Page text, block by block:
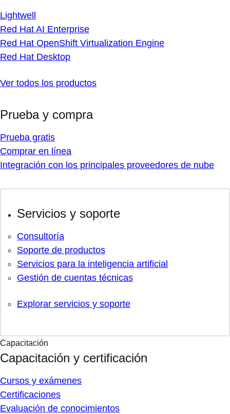
Lightwell
Red Hat AI Enterprise
Red Hat OpenShift Virtualization Engine
Red Hat Desktop
Ver todos los productos
Prueba y compra
Prueba gratis
Comprar en línea
Integración con los principales proveedores de nube
Servicios y soporte
Consultoría
Soporte de productos
Servicios para la inteligencia artificial
Gestión de cuentas técnicas
Explorar servicios y soporte
Capacitación
Capacitación y certificación
Cursos y exámenes
Certificaciones
Evaluación de conocimientos